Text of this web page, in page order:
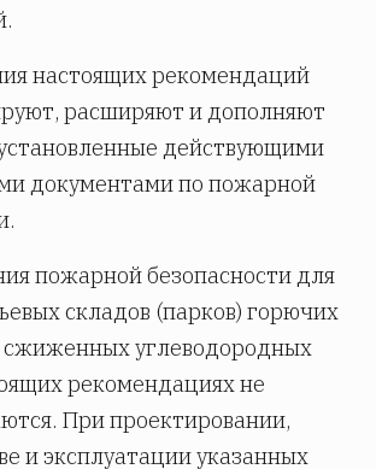
настоящих рекомендаций
расширяют и дополняют
действующими
документами по пожарной
пожарной безопасности для
складов (парков) горючих
сжиженных углеводородных
рекомендациях не
При проектировании,
и эксплуатации указанных